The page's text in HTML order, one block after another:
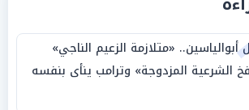
أبوالياسين.. «متلازمة الزعيم الناجي»
الشرعية المزدوجة» وترامب ينأى بنفسه
في «ميتم استراتيجي»